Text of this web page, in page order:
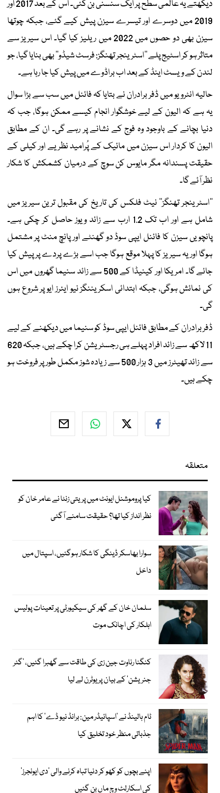
دیکھتے یہ عالمی سطح پر ایک سنسنی بن گئی۔ اس کے بعد 2017 اور
2019 میں دوسرے اور تیسرے سیزن پیش کیے گئے، جبکہ چوتھا
سیزن بھی دو حصوں میں 2022 میں ریلیز کیا گیا۔ اس سیریز سے
متاثر ہو کر اسٹیج پلے ’’اسٹرینجر تھنگز: فرسٹ شیڈو‘‘ بھی بنایا گیا، جو
لندن کے ویسٹ اینڈ کے بعد اب براڈوے میں پیش کیا جا رہا ہے۔
حالیہ انٹرویو میں ڈفر برادران نے بتایا کہ فائنل میں سب سے بڑا سوال
یہ ہے کہ الیون کے لیے خوشگوار انجام کیسے ممکن ہوگا، جب کہ
دنیا بچانے کے باوجود وہ فوج کے نشانے پر رہے گی۔ ان کے مطابق
الیون کا کردار اس سیزن میں مائیک کے پُرامید نظریے اور کیلی کے
حقیقت پسندانہ مگر مایوس کن سوچ کے درمیان کشمکش کا شکار
نظر آئے گا۔
’’اسٹرینجر تھنگز‘‘ نیٹ فلکس کی تاریخ کی مقبول ترین سیریز میں
شامل ہے اور اب تک 1.2 ارب سے زائد ویوز حاصل کر چکی ہے۔
پانچویں سیزن کا فائنل ایپی سوڈ دو گھنٹے اور پانچ منٹ پر مشتمل
ہوگا اور یہ سیریز کا پہلا موقع ہوگا جب اسے بڑے پردے پر پیش کیا
جائے گا۔ امریکا اور کینیڈا کے 500 سے زائد سنیما گھروں میں اس
کی نمائش ہوگی، جبکہ ابتدائی اسکریننگز نیو ایئرز ایو پر شروع ہوں
گی۔
ڈفر برادران کے مطابق فائنل ایپی سوڈ کو سنیما میں دیکھنے کے لیے
11 لاکھ سے زائد افراد پہلے ہی رجسٹریشن کرا چکے ہیں، جبکہ 620
سے زائد تھیٹرز میں 3 ہزار 500 سے زیادہ شوز مکمل طور پر فروخت ہو
چکے ہیں۔
متعلقہ
کیا پروموشنل ایونٹ میں پریتی زنٹا نے عامر خان کو
نظر انداز کیا تھا؟ حقیقت سامنے آگئی
سوارا بھاسکر ڈینگی کا شکار ہوگئیں، اسپتال میں
داخل
سلمان خان کے گھر کی سیکیورٹی پر تعینات پولیس
اہلکار کی اچانک موت
کنگنا رناوت جین زی کی طاقت سے گھبرا گئیں، ’گٹر
جنریشن‘ کے بیان پر یوٹرن لے لیا
ٹام ہالینڈ نے ’اسپائیڈر مین: برانڈ نیو ڈے‘ کا اہم
جذباتی منظر خود تخلیق کیا
اپنے بچوں کو کھو کر دنیا تباہ کرنے والی ’دی ایونجرز‘
کی اسکارلٹ وچ ماں بن گئیں